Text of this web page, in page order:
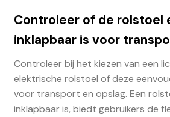
Controleer of de rolstoel
inklapbaar is voor
Controleer bij het kiezen van een
elektrische rolstoel of deze
voor transport en opslag. Een
inklapbaar is, biedt gebruikers de